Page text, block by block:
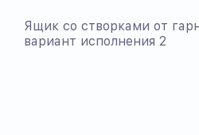
Ящик со створками от
вариант исполнения 2